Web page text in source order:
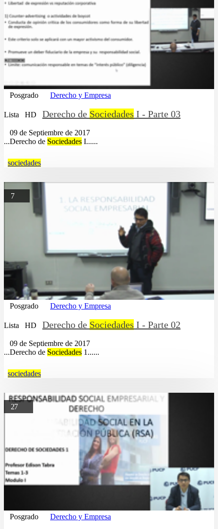
Posgrado Derecho y Empresa
Lista HD Derecho de Sociedades I - Parte 03
09 de Septiembre de 2017
...Derecho de Sociedades I......
sociedades
7
Posgrado Derecho y Empresa
Lista HD Derecho de Sociedades I - Parte 02
09 de Septiembre de 2017
...Derecho de Sociedades 1......
sociedades
27
Posgrado Derecho y Empresa